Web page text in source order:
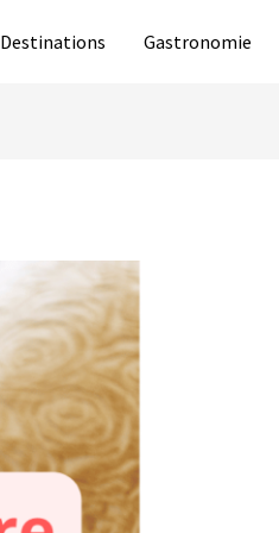
Destinations Gastronomie